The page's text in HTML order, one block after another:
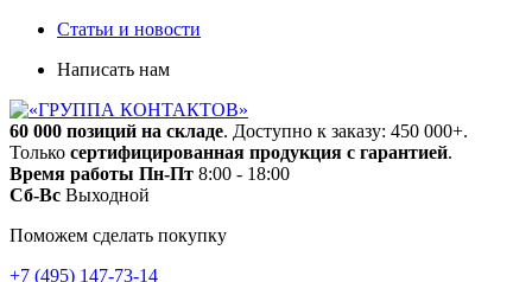
Статьи и новости
Написать нам
60 000 позиций на складе. Доступно к заказу: 450 000+.
Только сертифицированная продукция с гарантией.
Время работы Пн-Пт 8:00 - 18:00
Сб-Вс Выходной
Поможем сделать покупку
+7 (495) 147-73-14